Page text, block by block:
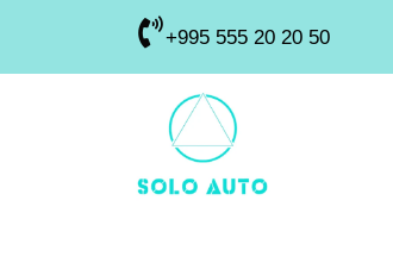
+995 555 20 20 50